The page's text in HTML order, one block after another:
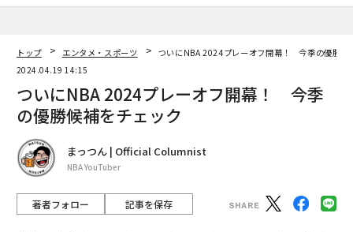
トップ エンタメ・スポーツ
ついにNBA 2024プレーオフ開幕！ 今季の優勝候
2024.04.19 14:15
ついにNBA 2024プレーオフ開幕！ 今季
の優勝候補をチェック
まっつん | Official Columnist
NBA YouTuber
著者フォロー 記事を保存